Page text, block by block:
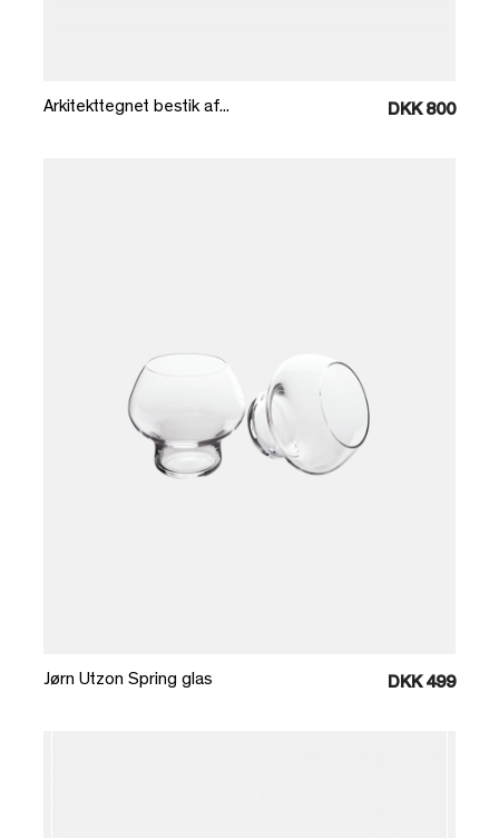
Arkitekttegnet bestik af... DKK 800
Jørn Utzon Spring glas DKK 499